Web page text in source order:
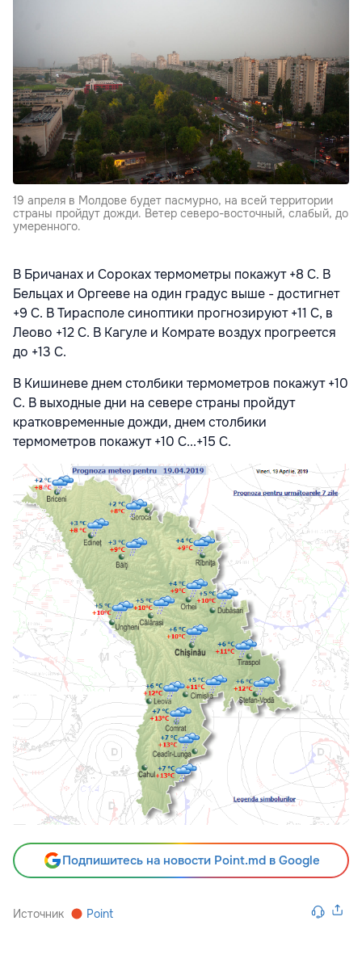
19 апреля в Молдове будет пасмурно, на всей территории
страны пройдут дожди. Ветер северо-восточный, слабый, до
умеренного.
В Бричанах и Сороках термометры покажут +8 C. В
Бельцах и Оргееве на один градус выше - достигнет
+9 С. В Тирасполе синоптики прогнозируют +11 С, в
Леово +12 С. В Кагуле и Комрате воздух прогреется
до +13 С.
В Кишиневе днем столбики термометров покажут +10
С. В выходные дни на севере страны пройдут
кратковременные дожди, днем столбики
термометров покажут +10 С...+15 С.
Подпишитесь на новости Point.md в Google
Источник Point